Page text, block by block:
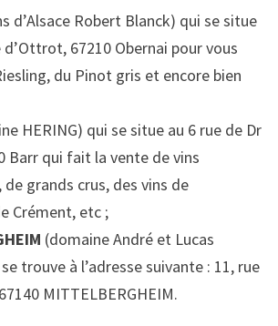
d’Alsace Robert Blanck) qui se situe
d’Ottrot, 67210 Obernai pour vous
du Pinot gris et encore bien
HERING) qui se situe au 6 rue de Dr
Barr qui fait la vente de vins
grands crus, des vins de
Crément, etc ;
(domaine André et Lucas
trouve à l’adresse suivante : 11, rue
MITTELBERGHEIM.